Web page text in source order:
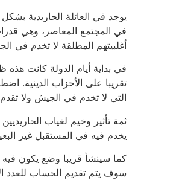
في المجتمع المعاصر، وهي
أغلبيتهم المطلقة لا تخدم في
في بداية أيام الدولة كانت
تقريبا على الأحزاب الدينية.
التي لا تخدم في الجيش ولا تقدم
ثمة تأثير وخيم لغياب
يخدم فيه في المستقبل غير
كما سينشأ قريبا وضع يكون
سوف يتم تقديم الحساب للعدد